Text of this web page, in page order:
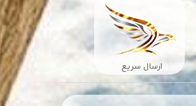
ارسال سریع